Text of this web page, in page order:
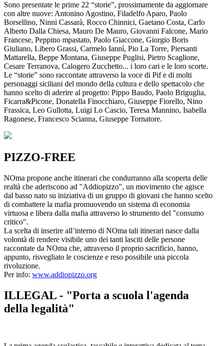
Sono presentate le prime 22 “storie”, prossimamente da aggiornare
con altre nuove: Antonino Agostino, Filadelfo Aparo, Paolo
Borsellino, Ninni Cassarà, Rocco Chinnici, Gaetano Costa, Carlo
Alberto Dalla Chiesa, Mauro De Mauro, Giovanni Falcone, Mario
Francese, Peppino mpastato, Paolo Giaccone, Giorgio Boris
Giuliano, Libero Grassi, Carmelo Iannì, Pio La Torre, Piersanti
Mattarella, Beppe Montana, Giuseppe Puglisi, Pietro Scaglione,
Cesare Terranova, Calogero Zucchetto... i loro cari e le loro scorte.
Le “storie” sono raccontate attraverso la voce di Pif e di molti
personaggi siciliani del mondo della cultura e dello spettacolo che
hanno scelto di aderire al progetto: Pippo Baudo, Paolo Briguglia,
Ficarra&Picone, Donatella Finocchiaro, Giuseppe Fiorello, Nino
Frassica, Leo Gullotta, Luigi Lo Cascio, Teresa Mannino, Isabella
Ragonese, Francesco Scianna, Giuseppe Tornatore.
PIZZO-FREE
NOma propone anche itinerari che condurranno alla scoperta delle
realtà che aderiscono ad "Addiopizzo", un movimento che agisce
dal basso nato su iniziativa di un gruppo di giovani che hanno scelto
di combattere la mafia promuovendo un sistema di economia
virtuosa e libera dalla mafia attraverso lo strumento del "consumo
critico".
La scelta di inserire all’interno di NOma tali itinerari nasce dalla
volontà di rendere visibile uno dei tanti lasciti delle persone
raccontate da NOma che, attraverso il proprio sacrificio, hanno,
appunto, risvegliato le coscienze e reso possibile una piccola
rivoluzione.
Per info: www.addiopizzo.org
ILLEGAL - "Porta a scuola l'agenda
della legalità"